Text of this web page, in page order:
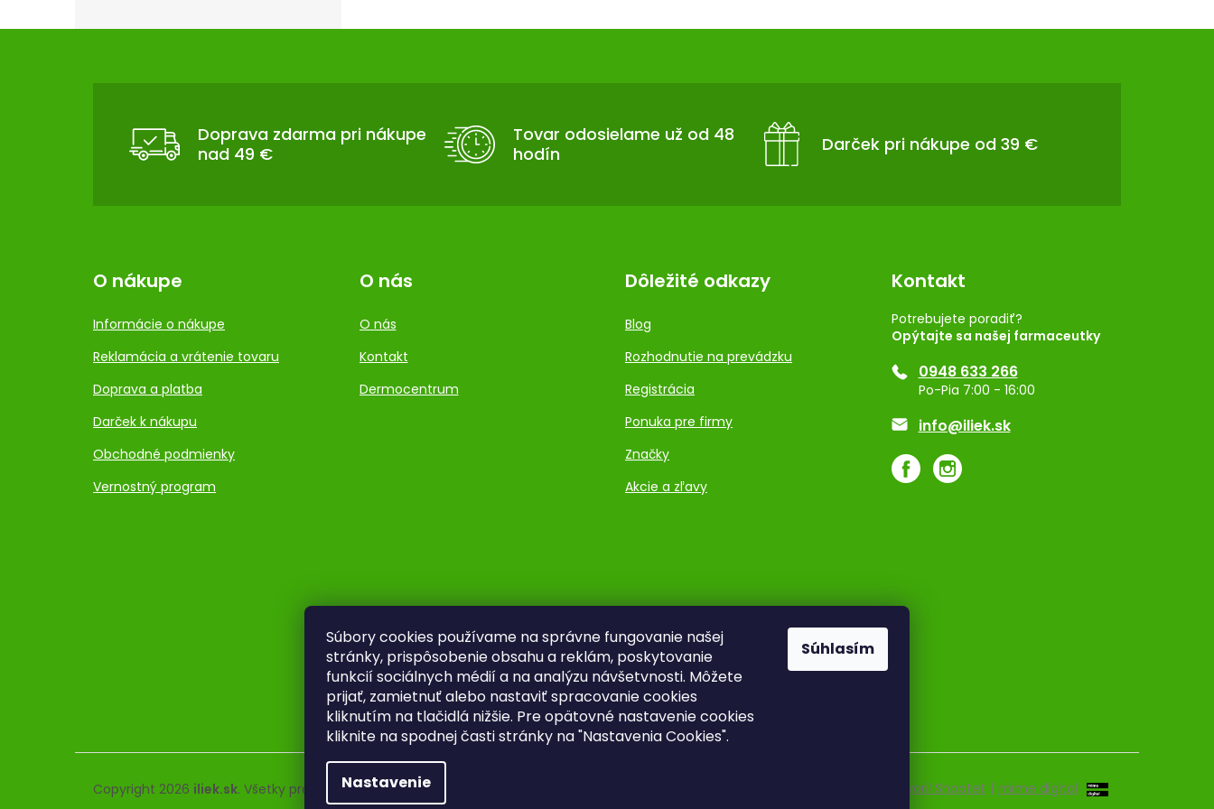
Súbory cookies používame na správne fungovanie našej
stránky, prispôsobenie obsahu a reklám, poskytovanie
funkcií sociálnych médií a na analýzu návšetvnosti. Môžete
prijať, zamietnuť alebo nastaviť spracovanie cookies
kliknutím na tlačidlá nižšie. Pre opätovné nastavenie cookies
kliknite na spodnej časti stránky na "Nastavenia Cookies".
Nastavenie
Súhlasím
r
p
Z
Doprava zdarma pri nákupe
nad 49 €
Tovar odosielame už od 48
hodín
Darček pri nákupe od 39 €
O nákupe
Informácie o nákupe
Reklamácia a vrátenie tovaru
Doprava a platba
Darček k nákupu
Obchodné podmienky
Vernostný program
O nás
O nás
Kontakt
Dermocentrum
Dôležité odkazy
Blog
Rozhodnutie na prevádzku
Registrácia
Ponuka pre firmy
Značky
Akcie a zľavy
Kontakt
Potrebujete poradiť?
Opýtajte sa našej farmaceutky
0948 633 266
Po-Pia 7:00 - 16:00
info@iliek.sk
Vytvoril Shoptet | mime digital
Copyright 2026 iliek.sk. Všetky práva vyhradené.Upraviť nastavenie cookies